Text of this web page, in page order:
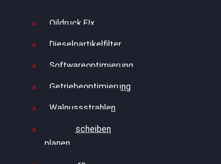
Oildruck FIx
Dieselpartikelfilter
Softwareoptimierung
Getriebeoptimierung
Walnussstrahlen
Bremsscheiben
planen